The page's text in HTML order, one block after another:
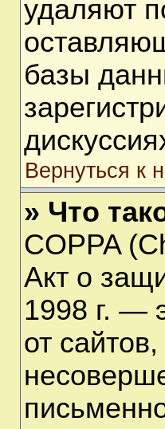
удаляют
базы
Вернуться к
» Что
COPPA
Акт о
1998 г. —
от